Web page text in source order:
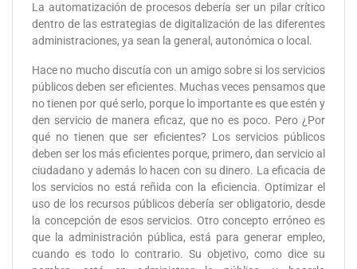
La automatización de procesos debería ser un pilar crítico
dentro de las estrategias de digitalización de las diferentes
administraciones, ya sean la general, autonómica o local.
Hace no mucho discutía con un amigo sobre si los servicios
públicos deben ser eficientes. Muchas veces pensamos que
no tienen por qué serlo, porque lo importante es que estén y
den servicio de manera eficaz, que no es poco. Pero ¿Por
qué no tienen que ser eficientes? Los servicios públicos
deben ser los más eficientes porque, primero, dan servicio al
ciudadano y además lo hacen con su dinero. La eficacia de
los servicios no está reñida con la eficiencia. Optimizar el
uso de los recursos públicos debería ser obligatorio, desde
la concepción de esos servicios. Otro concepto erróneo es
que la administración pública, está para generar empleo,
cuando es todo lo contrario. Su objetivo, como dice su